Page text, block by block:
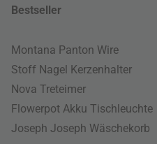
Bestseller
Montana Panton Wire
Stoff Nagel Kerzenhalter
Nova Treteimer
Flowerpot Akku Tischleuchte
Joseph Joseph Wäschekorb